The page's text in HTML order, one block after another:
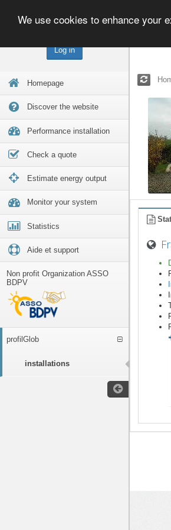
Log in
Homepage
Discover the website
Performance installation
Check a quote
Estimate energy output
Monitor your system
Statistics
Aide et support
Non profit Organization ASSO
BDPV
profilGlob
installations
We use cookies to enhance your